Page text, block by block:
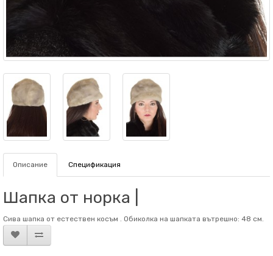
Описание Спецификация
Шапка от норка |
Сива шапка от естествен косъм . Обиколка на шапката вътрешно: 48 см.